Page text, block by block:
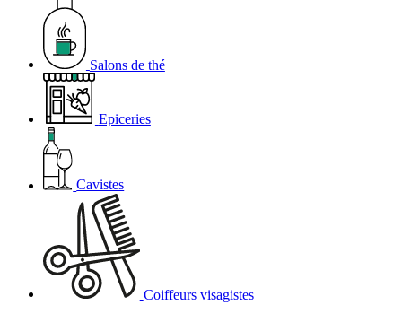
Salons de thé
Epiceries
Cavistes
Coiffeurs visagistes